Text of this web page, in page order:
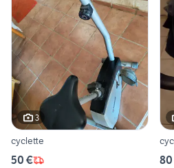
3
cyclette
50 €